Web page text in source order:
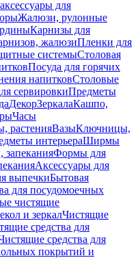
для
Жалюзи, рулонные
Карнизы для
жалюзиПленки для
системыСтоловая
Посуда для горячих
напитковСтоловые
сервировкиПредметы
ДекорЗеркалаКашпо,
Часы
растенияВазыКлючницы,
интерьераШирмы
запеканияФормы для
Аксессуары для
выпечкиБытовая
для посудомоечных
чистящие
и зеркалЧистящие
средства для
средства для
покрытий и